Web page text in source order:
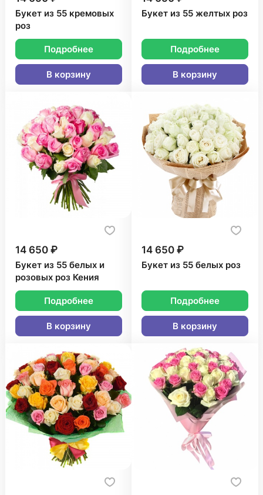
Букет из 55 кремовых
роз
Подробнее
В корзину
Букет из 55 желтых роз
Подробнее
В корзину
14 650 ₽
Букет из 55 белых и
розовых роз Кения
Подробнее
В корзину
14 650 ₽
Букет из 55 белых роз
Подробнее
В корзину